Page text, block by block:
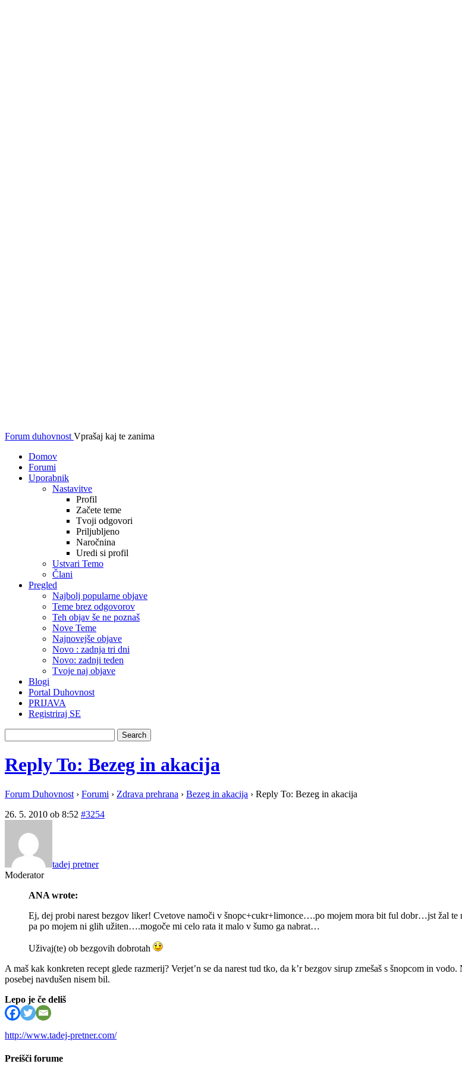
Forum duhovnost Vprašaj kaj te zanima
Domov
Forumi
Uporabnik
Nastavitve
Profil
Začete teme
Tvoji odgovori
Priljubljeno
Naročnina
Uredi si profil
Ustvari Temo
Člani
Pregled
Najbolj popularne objave
Teme brez odgovorov
Teh objav še ne poznaš
Nove Teme
Najnovejše objave
Novo : zadnja tri dni
Novo: zadnji teden
Tvoje naj objave
Blogi
Portal Duhovnost
PRIJAVA
Registriraj SE
Reply To: Bezeg in akacija
Forum Duhovnost › Forumi › Zdrava prehrana › Bezeg in akacija › Reply To: Bezeg in akacija
26. 5. 2010 ob 8:52 #3254
tadej pretner
Moderator
ANA wrote:
Ej, dej probi narest bezgov liker! Cvetove namoči v šnopc+cukr+limonce….po mojem mora bit ful dobr…jst žal te
pa po mojem ni glih užiten….mogoče mi celo rata it malo v šumo ga nabrat…
Uživaj(te) ob bezgovih dobrotah
A maš kak konkreten recept glede razmerij? Verjet’n se da narest tud tko, da k’r bezgov sirup zmešaš s šnopcom in
posebej navdušen nisem bil.
Lepo je če deliš
http://www.tadej-pretner.com/
Preišči forume